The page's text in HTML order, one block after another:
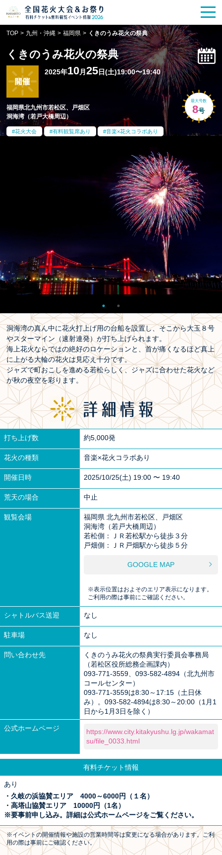
花火大会
HANABITOの道
有料観覧席販売一覧
ポスター一覧
レポート記事
TOP
TOP > 九州・沖縄 > 福岡県 > くきのうみ花火の祭典
くきのうみ花火の祭典
最大号数
8号
2025年10月 25日(土)19:00〜19:40
福岡県北九州市若松区、戸畑区
洞海湾（若戸大橋周辺）
花火大会 有料観覧席あり 音楽×花火コラボあり
洞海湾の真ん中に花火打上げ用の台船を設置し、そこから大玉８号
やスターマイン（速射連発）が打ち上げられます。
海上花火ならではの絶好のロケーションと、首が痛くなるほど真上
に上がる大輪の花火は見応え十分です。
ジャズで町おこしを進める若松らしく、ジャズに合わせた花火など
が秋の夜空を彩ります。
打ち上げ数 約5,000発
花火の種類 音楽×花火コラボあり
開催日時 2025/10/25(土) 19:00 〜 19:40
荒天の場合 中止
観覧会場
福岡県 北九州市若松区、戸畑区
洞海湾（若戸大橋周辺）
若松側：ＪＲ若松駅から徒歩３分
戸畑側：ＪＲ戸畑駅から徒歩５分
GOOGLE MAP
※表示位置はおよそのエリア表示になります。
ご利用の際は事前にご確認ください。
シャトルバス送迎 なし
駐車場 なし
問い合わせ先
くきのうみ花火の祭典実行委員会事務局
（若松区役所総務企画課内）
093-771-3559、093-582-4894（北九州市
コールセンター）
093-771-3559は8:30～17:15（土日休
み）。093-582-4894は8:30～20:00（1月1
日から1月3日を除く）
公式ホームページ
https://www.city.kitakyushu.lg.jp/wakamat
su/file_0033.html
有料チケット情報
あり
・久岐の浜協賛エリア 4000～6000円（１名）
・高塔山協賛エリア 10000円（1名）
※要事前申し込み。詳細は公式ホームページをご覧ください。
※イベントの開催情報や施設の営業時間等は変更になる場合があります。ご利
用の際は事前にご確認ください。